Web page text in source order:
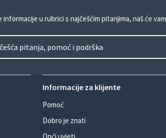
u rubrici s najčešćim pitanjima, naš će vam
pitanja, pomoć i podrška
Informacije za klijente
Pomoć
Dobro je znati